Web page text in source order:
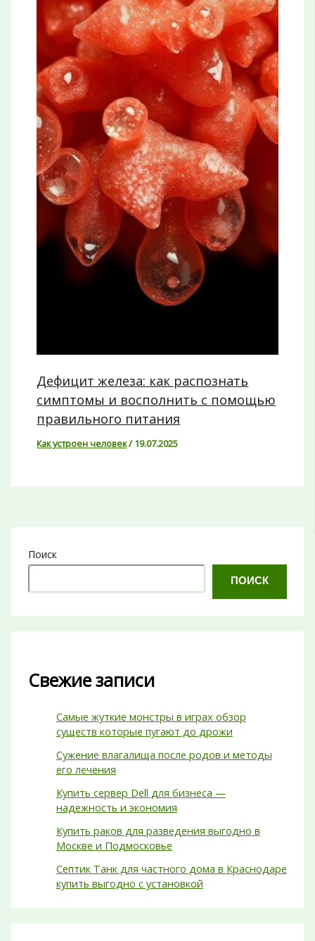
Дефицит железа: как распознать
симптомы и восполнить с помощью
правильного питания
Как устроен человек/ 19.07.2025
Поиск
ПОИСК
Свежие записи
Самые жуткие монстры в играх обзор
существ которые пугают до дрожи
Сужение влагалища после родов и методы
его лечения
Купить сервер Dell для бизнеса —
надежность и экономия
Купить раков для разведения выгодно в
Москве и Подмосковье
Септик Танк для частного дома в Краснодаре
купить выгодно с установкой